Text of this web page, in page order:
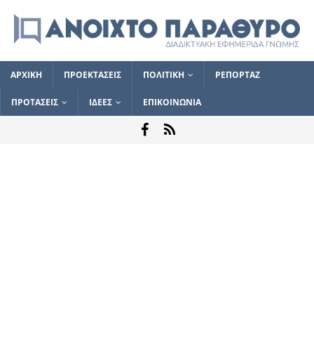
ΑΡΧΙΚΗ ΠΡΟΕΚΤΑΣΕΙΣ ΠΟΛΙΤΙΚΗ ΡΕΠΟΡΤΑΖ
ΠΡΟΤΑΣΕΙΣ ΙΔΕΕΣ ΕΠΙΚΟΙΝΩΝΙΑ